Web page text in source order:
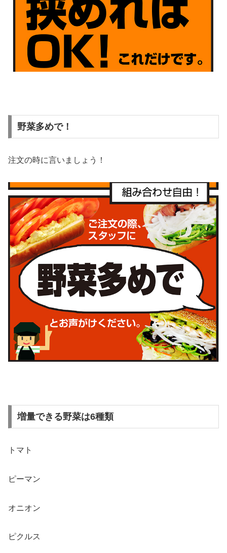
野菜多めで！
注文の時に言いましょう！
増量できる野菜は6種類
トマト
ピーマン
オニオン
ピクルス